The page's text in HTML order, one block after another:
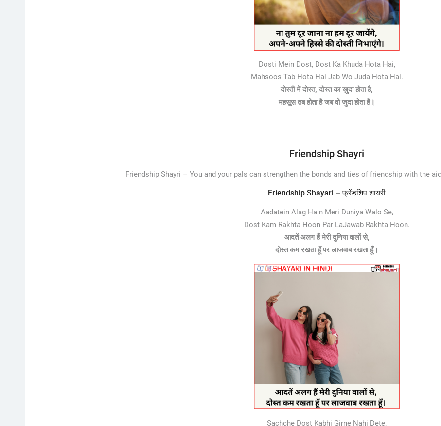
Dosti Mein Dost, Dost Ka Khuda Hota Hai,
Mahsoos Tab Hota Hai Jab Wo Juda Hota Hai.
दोस्ती में दोस्त, दोस्त का ख़ुदा होता है,
महसूस तब होता है जब वो जुदा होता है।
Friendship Shayri
Friendship Shayri – You and your pals can strengthen the bonds and ties of friendship with the
Friendship Shayari – फ्रेंडशिप शायरी
Aadatein Alag Hain Meri Duniya Walo Se,
Dost Kam Rakhta Hoon Par LaJawab Rakhta Hoon.
आदतें अलग हैं मेरी दुनिया वालों से,
दोस्त कम रखता हूँ पर लाजवाब रखता हूँ।
Sachche Dost Kabhi Girne Nahi Dete,